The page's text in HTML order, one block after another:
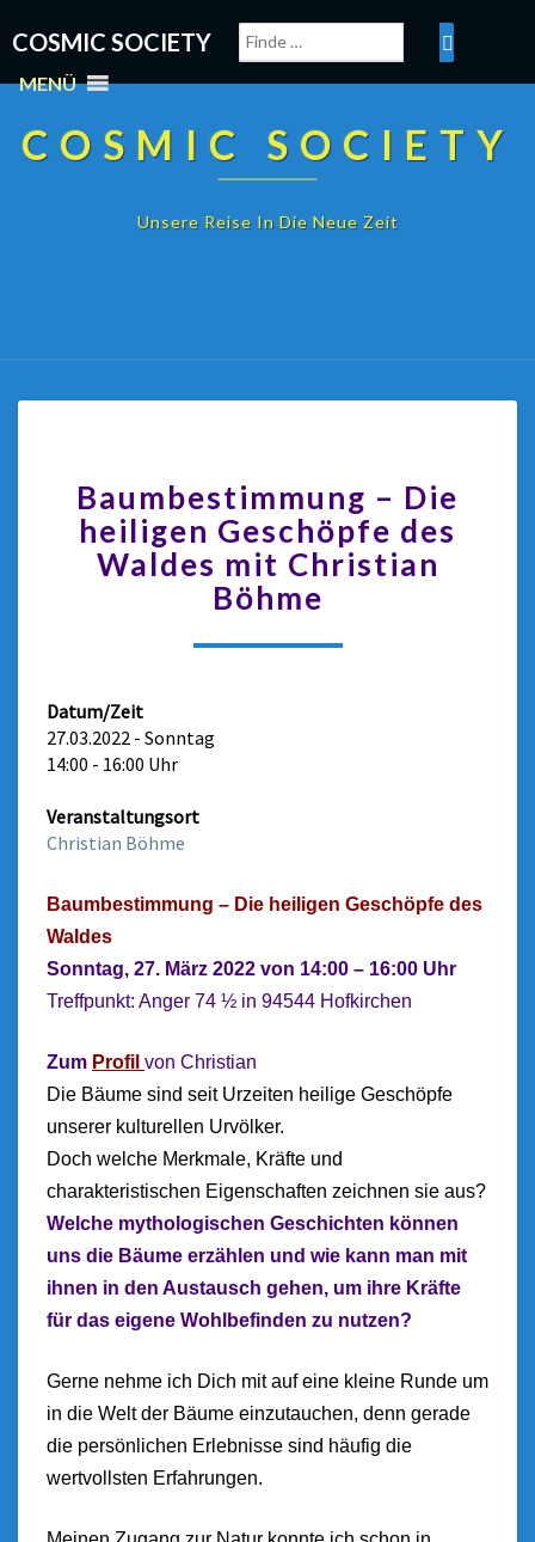
COSMIC SOCIETY
MENÜ
COSMIC SOCIETY
Unsere Reise In Die Neue Zeit
Baumbestimmung – Die
heiligen Geschöpfe des
Waldes mit Christian
Böhme
Datum/Zeit
27.03.2022 - Sonntag
14:00 - 16:00 Uhr
Veranstaltungsort
Christian Böhme
Baumbestimmung – Die heiligen Geschöpfe des
Waldes
Sonntag, 27. März 2022 von 14:00 – 16:00 Uhr
Treffpunkt: Anger 74 ½ in 94544 Hofkirchen
Zum Profil von Christian
Die Bäume sind seit Urzeiten heilige Geschöpfe
unserer kulturellen Urvölker.
Doch welche Merkmale, Kräfte und
charakteristischen Eigenschaften zeichnen sie aus?
Welche mythologischen Geschichten können
uns die Bäume erzählen und wie kann man mit
ihnen in den Austausch gehen, um ihre Kräfte
für das eigene Wohlbefinden zu nutzen?
Gerne nehme ich Dich mit auf eine kleine Runde um
in die Welt der Bäume einzutauchen, denn gerade
die persönlichen Erlebnisse sind häufig die
wertvollsten Erfahrungen.